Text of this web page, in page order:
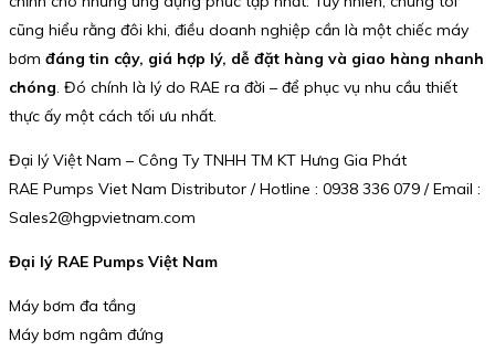
cũng hiểu rằng đôi khi, điều doanh nghiệp cần là một chiếc máy
bơm đáng tin cậy, giá hợp lý, dễ đặt hàng và giao hàng nhanh
chóng. Đó chính là lý do RAE ra đời – để phục vụ nhu cầu thiết
thực ấy một cách tối ưu nhất.
Đại lý Việt Nam – Công Ty TNHH TM KT Hưng Gia Phát
RAE Pumps Viet Nam Distributor / Hotline : 0938 336 079 / Email :
Sales2@hgpvietnam.com
Đại lý RAE Pumps Việt Nam
Máy bơm đa tầng
Máy bơm ngâm đứng